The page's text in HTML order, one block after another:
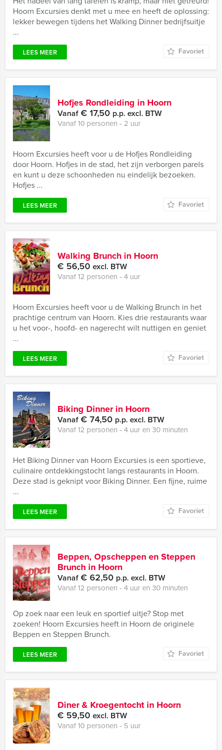
Hoorn Excursies denkt met u mee en heeft de oplossing:
lekker bewegen tijdens het Walking Dinner bedrijfsuitje
...
LEES MEER Favoriet
Hofjes Rondleiding in Hoorn
Vanaf€ 17,50 p.p. excl. BTW
Vanaf 10 personen ‐ 2 uur
Hoorn Excursies heeft voor u de Hofjes Rondleiding
door Hoorn. Hofjes in de stad, het zijn verborgen parels
en kunt u deze schoonheden nu eindelijk bezoeken.
Hofjes ...
LEES MEER Favoriet
Walking Brunch in Hoorn
€ 56,50 excl. BTW
Vanaf 12 personen ‐ 4 uur
Hoorn Excursies heeft voor u de Walking Brunch in het
prachtige centrum van Hoorn. Kies drie restaurants waar
u het voor-, hoofd- en nagerecht wilt nuttigen en geniet
...
LEES MEER Favoriet
Biking Dinner in Hoorn
Vanaf€ 74,50 p.p. excl. BTW
Vanaf 12 personen ‐ 4 uur en 30 minuten
Het Biking Dinner van Hoorn Excursies is een sportieve,
culinaire ontdekkingstocht langs restaurants in Hoorn.
Deze stad is geknipt voor Biking Dinner. Een fijne, ruime
...
LEES MEER Favoriet
Beppen, Opscheppen en Steppen
Brunch in Hoorn
Vanaf€ 62,50 p.p. excl. BTW
Vanaf 12 personen ‐ 4 uur en 30 minuten
Op zoek naar een leuk en sportief uitje? Stop met
zoeken! Hoorn Excursies heeft in Hoorn de originele
Beppen en Steppen Brunch.
LEES MEER Favoriet
Diner & Kroegentocht in Hoorn
€ 59,50 excl. BTW
Vanaf 10 personen ‐ 5 uur